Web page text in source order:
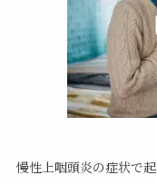
慢性上咽頭炎の症状で